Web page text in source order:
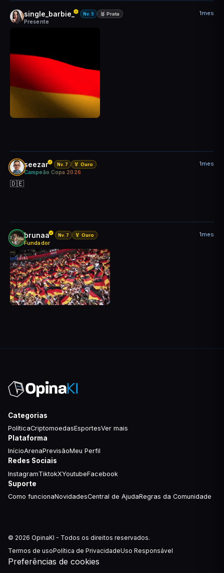
single_barbie_ Nv.5 🥈 Prata
Presente
1mes
seezar Nv.7 🏅 Ouro
Campeão Copa 2026
1mes
🇩🇪
brunaa Nv.7 🏅 Ouro
Fundador
1mes
Categorias
PolíticaCriptomoedasEsportesVer mais
Plataforma
InícioArenaPrevisãoMeu Perfil
Redes Sociais
InstagramTiktokXYoutubeFacebook
Suporte
Como funcionaNovidadesCentral de AjudaRegras da Comunidade
© 2026 OpinaKI - Todos os direitos reservados.
Termos de usoPolítica de PrivacidadeUso Responsável
Preferências de cookies